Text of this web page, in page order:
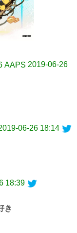
AAPS 2019-06-26
06-26 18:14
18:39
き